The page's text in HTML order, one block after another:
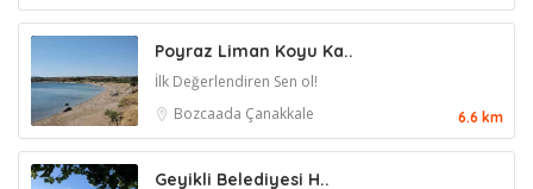
Poyraz Liman Koyu Ka..
İlk Değerlendiren Sen ol!
Bozcaada Çanakkale 6.6 km
Geyikli Belediyesi H..